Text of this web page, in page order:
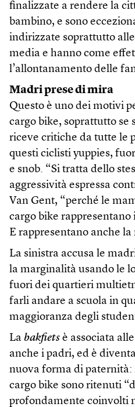
finalizzate a rendere la
bambino, e sono
indirizzate soprattutto
media e hanno come
l’allontanamento delle
Madri prese di mira
Questo è uno dei motivi
cargo bike, soprattutto se
riceve critiche da tutte le
questi ciclisti yuppies,
e snob. “Si tratta dello
aggressività espressa
Van Gent, “perché le
cargo bike
E rappresentano anche la
La sinistra accusa le
la marginalità usando le
fuori dei quartieri
farli andare a scuola in
maggioranza degli
La bakfiets è associata
anche i padri, ed è
nuova forma di paternità:
cargo bike sono ritenuti
profondamente coinvolti